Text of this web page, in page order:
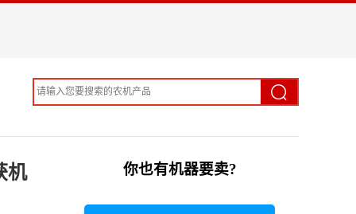
机 你也有机器要卖?